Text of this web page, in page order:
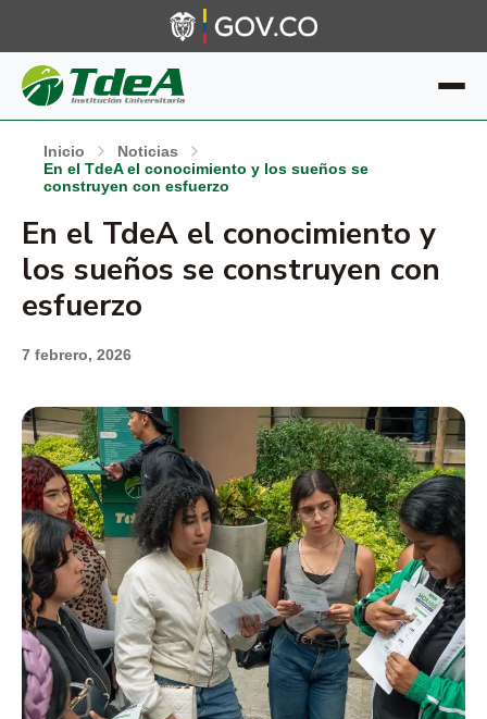
Inicio
Noticias
En el TdeA el conocimiento y los sueños se
construyen con esfuerzo
En el TdeA el conocimiento y
los sueños se construyen con
esfuerzo
7 febrero, 2026